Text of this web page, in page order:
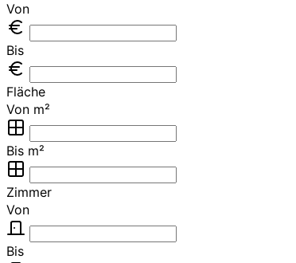
Von
Bis
Fläche
Von m²
Bis m²
Zimmer
Von
Bis